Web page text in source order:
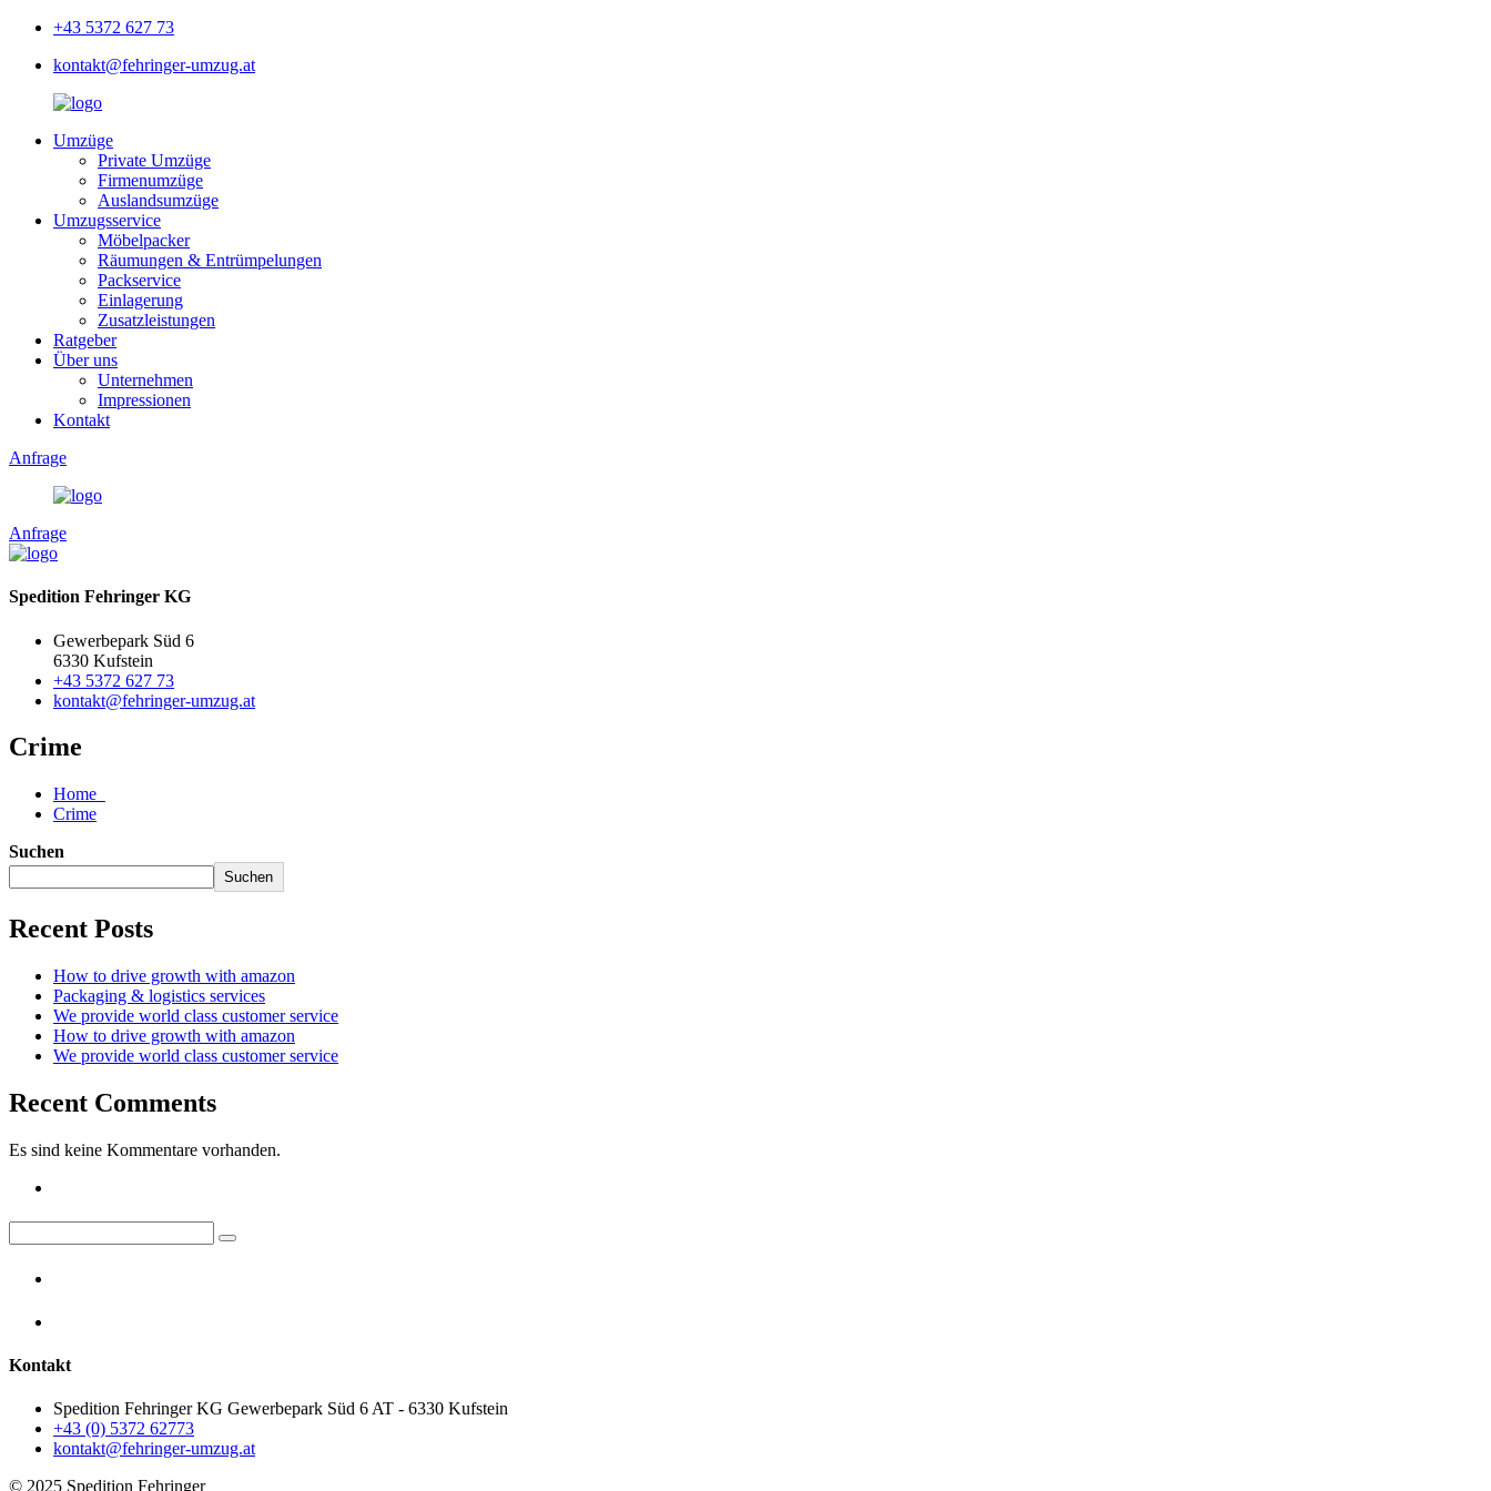
+43 5372 627 73
kontakt@fehringer-umzug.at
Umzüge
Private Umzüge
Firmenumzüge
Auslandsumzüge
Umzugsservice
Möbelpacker
Räumungen & Entrümpelungen
Packservice
Einlagerung
Zusatzleistungen
Ratgeber
Über uns
Unternehmen
Impressionen
Kontakt
Anfrage
Anfrage
Spedition Fehringer KG
Gewerbepark Süd 6
6330 Kufstein
+43 5372 627 73
kontakt@fehringer-umzug.at
Crime
Home
Crime
Suchen
Suchen
Recent Posts
How to drive growth with amazon
Packaging & logistics services
We provide world class customer service
How to drive growth with amazon
We provide world class customer service
Recent Comments
Es sind keine Kommentare vorhanden.
Kontakt
Spedition Fehringer KG Gewerbepark Süd 6 AT - 6330 Kufstein
+43 (0) 5372 62773
kontakt@fehringer-umzug.at
© 2025 Spedition Fehringer